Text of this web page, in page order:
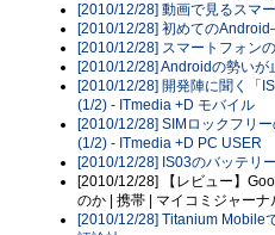
[2010/12/28] 動画で見るスマ
[2010/12/28] 初めての
[2010/12/28] スマートフォン
[2010/12/28] Androidの勢い
[2010/12/28] 開発陣に聞く「
(1/2) - ITmedia +D モバイル
[2010/12/28] SIMロックフリ
(1/2) - ITmedia +D PC USER
[2010/12/28] IS03のバッテリ
[2010/12/28] 【レビュー】
のか | 携帯 | マイコミジャーナ
[2010/12/28] Titanium Mobile